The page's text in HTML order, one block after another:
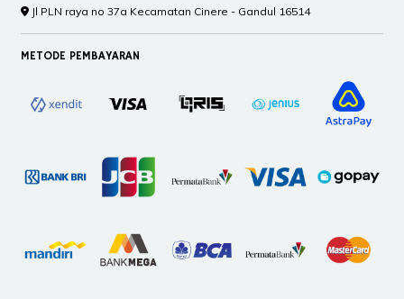
Jl PLN raya no 37a Kecamatan Cinere - Gandul 16514
METODE PEMBAYARAN